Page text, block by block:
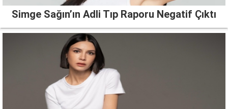
Simge Sağın’ın Adli Tıp Raporu Negatif Çıktı